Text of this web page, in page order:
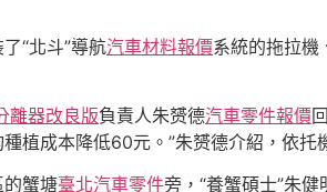
“北斗”導航汽車材料報價系統的拖拉機
離器改良版負責人朱赟德汽車零件報價
植成本降低60元。”朱赟德介紹，依
的蟹塘臺北汽車零件旁，“養蟹碩士”朱